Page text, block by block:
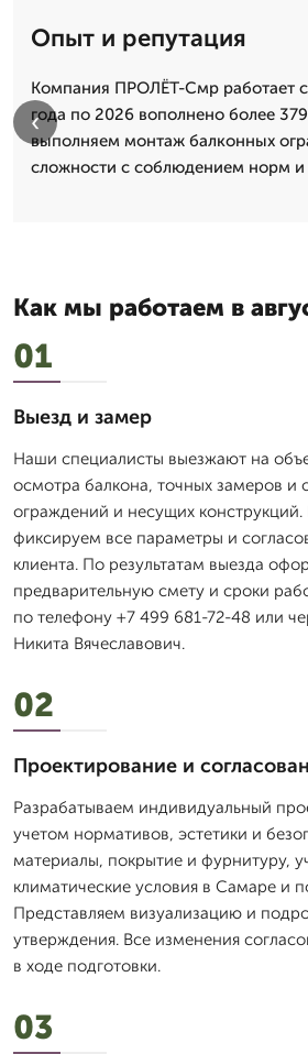
Опыт и репутация
Компания ПРОЛЁТ-Смр работает
года по 2026 вополнено более
выполняем монтаж балконных
сложности с соблюдением норм и
‹
Как мы работаем в
01
Выезд и замер
Наши специалисты выезжают на
осмотра балкона, точных замеров и
ограждений и несущих конструкций.
фиксируем все параметры и
клиента. По результатам выезда
предварительную смету и сроки
по телефону +7 499 681-72-48 или
Никита Вячеславович.
02
Проектирование и
Разрабатываем индивидуальный
учетом нормативов, эстетики и
материалы, покрытие и фурнитуру,
климатические условия в Самаре и
Представляем визуализацию и
утверждения. Все изменения
в ходе подготовки.
03